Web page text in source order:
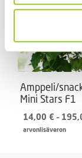
Amppeli/
Mini Stars F1
14,00 € –
arvonlisäveron